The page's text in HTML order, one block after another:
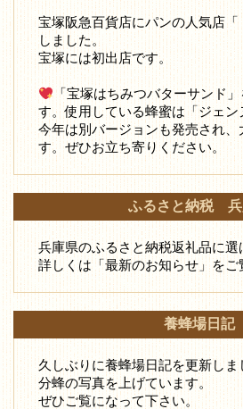
宝塚阪急百貨店にパンの人気店
しました。
宝塚には初出店です。
「宝塚はちみつバターサンド
す。使用している蜂蜜は「ジェン
今年は別バージョンも発売され
す。ぜひお立ち寄りください。
ふるさと納税 兵
兵庫県のふるさと納税返礼品に選
詳しくは「最新のお知らせ」をご
養蜂場日記
久しぶりに養蜂場日記を更新しま
分蜂の写真を上げています。
ぜひご覧になって下さい。